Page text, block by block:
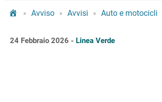
Tram Bologna
» Avviso » Avvisi » Auto e motocicli
24 Febbraio 2026 - Linea Verde